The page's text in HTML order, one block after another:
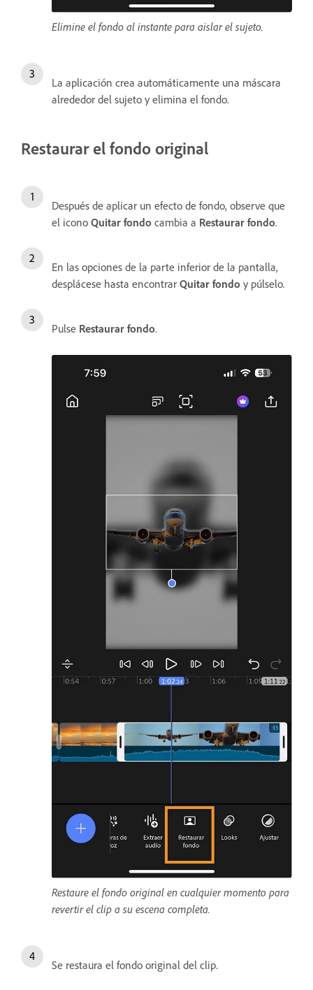
Elimine el fondo al instante para aislar el sujeto.
La aplicación crea automáticamente una máscara
alrededor del sujeto y elimina el fondo.
Restaurar el fondo original
Después de aplicar un efecto de fondo, observe que
el icono Quitar fondo cambia a Restaurar fondo.
En las opciones de la parte inferior de la pantalla,
desplácese hasta encontrar Quitar fondo y púlselo.
Pulse Restaurar fondo.
Restaure el fondo original en cualquier momento para
revertir el clip a su escena completa.
Se restaura el fondo original del clip.